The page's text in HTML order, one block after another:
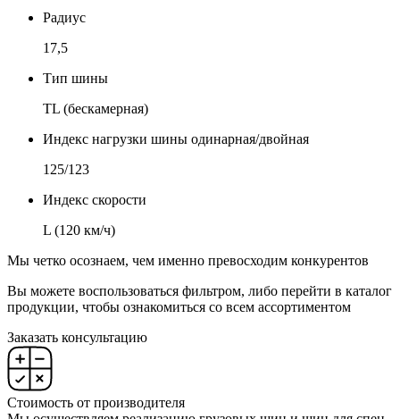
Радиус
17,5
Тип шины
TL (бескамерная)
Индекс нагрузки шины одинарная/двойная
125/123
Индекс скорости
L (120 км/ч)
Мы четко осознаем, чем именно превосходим конкурентов
Вы можете воспользоваться фильтром, либо перейти в каталог
продукции, чтобы ознакомиться со всем ассортиментом
Заказать консультацию
Стоимость от производителя